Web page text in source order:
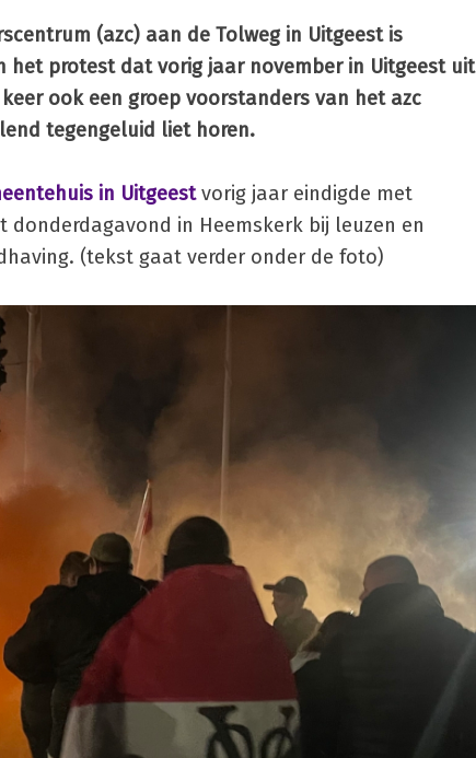
(azc) aan de Tolweg in Uitgeest is
protest dat vorig jaar november in Uitgeest uit
ook een groep voorstanders van het azc
tegengeluid liet horen.
in Uitgeestvorig jaar eindigde met
in Heemskerk bij leuzen en
(tekst gaat verder onder de foto)